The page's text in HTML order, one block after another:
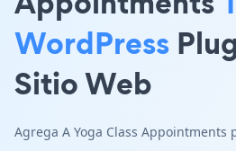
WordPress
Sitio Web
Agrega A Yoga Class